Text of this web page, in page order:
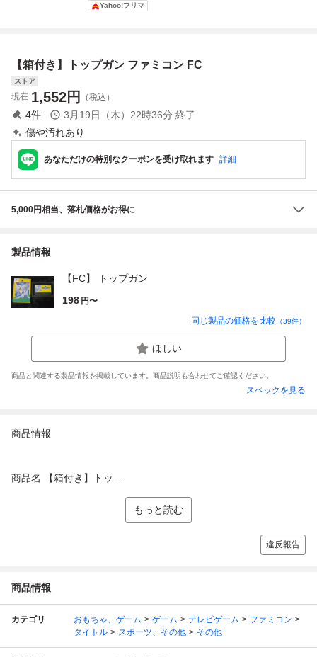
Yahoo!フリマ
【箱付き】トップガン ファミコン FC
ストア
現在 1,552円 （税込）
4件 3月19日（木）22時36分 終了
傷や汚れあり
あなただけの特別なクーポンを受け取れます 詳細
5,000円相当、落札価格がお得に
製品情報
【FC】 トップガン
198 円〜
同じ製品の価格を比較 （39件）
ほしい
商品と関連する製品情報を掲載しています。商品説明も合わせてご確認ください。
スペックを見る
商品情報
商品名 【箱付き】トッ...
もっと読む
違反報告
商品情報
カテゴリ おもちゃ、ゲーム ゲーム テレビゲーム
ファミコン
タイトル
スポーツ、その他 その他